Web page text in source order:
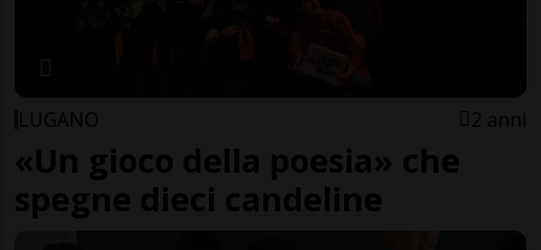
LUGANO 2 anni
«Un gioco della poesia» che
spegne dieci candeline